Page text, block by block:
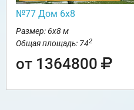
№77 Дом 6х8
Размер: 6х8 м
Общая площадь: 742
от 1364800